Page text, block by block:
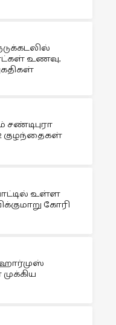
உணவு,
சண்டிபுரா
குழந்தைகள்
உள்ள
கோரி